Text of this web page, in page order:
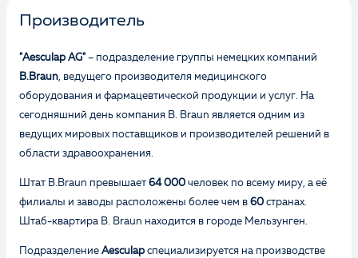
Производитель
"Aesculap AG" – подразделение группы немецких компаний
B.Braun, ведущего производителя медицинского
оборудования и фармацевтической продукции и услуг. На
сегодняшний день компания B. Braun является одним из
ведущих мировых поставщиков и производителей решений в
области здравоохранения.
Штат B.Braun превышает 64 000 человек по всему миру, а её
филиалы и заводы расположены более чем в 60 странах.
Штаб-квартира B. Braun находится в городе Мельзунген.
Подразделение Aesculap специализируется на производстве